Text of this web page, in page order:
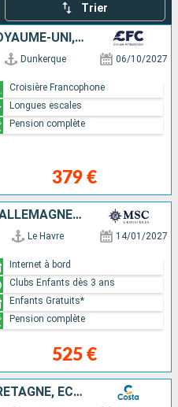
Trier
PAYS-BAS, BELGIQUE, ROYAUME-UNI, FRANCE
Dunkerque 06/10/2027
379 €
Croisière Francophone
Longues escales
Pension complète
FRANCE, ROYAUME-UNI, ALLEMAGNE, BELGIQUE, PAYS-BAS
Le Havre 14/01/2027
525 €
Internet à bord
Clubs Enfants dès 3 ans
Enfants Gratuits*
Pension complète
ALLEMAGNE, GRANDE-BRETAGNE, ECOSSE